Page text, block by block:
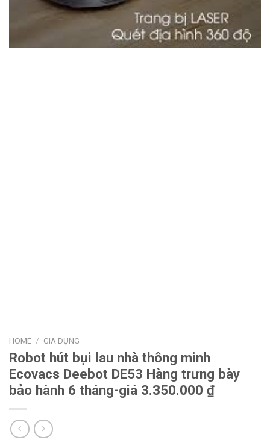
HOME / GIA DỤNG
Robot hút bụi lau nhà thông minh
Ecovacs Deebot DE53 Hàng trưng bày
bảo hành 6 tháng-giá 3.350.000 ₫